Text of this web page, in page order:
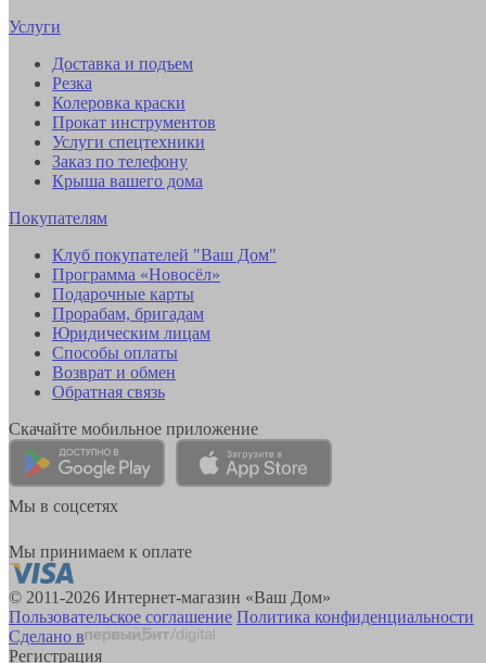
Услуги
Доставка и подъем
Резка
Колеровка краски
Прокат инструментов
Услуги спецтехники
Заказ по телефону
Крыша вашего дома
Покупателям
Клуб покупателей "Ваш Дом"
Программа «Новосёл»
Подарочные карты
Прорабам, бригадам
Юридическим лицам
Способы оплаты
Возврат и обмен
Обратная связь
Скачайте мобильное приложение
Мы в соцсетях
Мы принимаем к оплате
© 2011-2026 Интернет-магазин «Ваш Дом»
Пользовательское соглашение Политика конфиденциальности
Сделано в
Регистрация